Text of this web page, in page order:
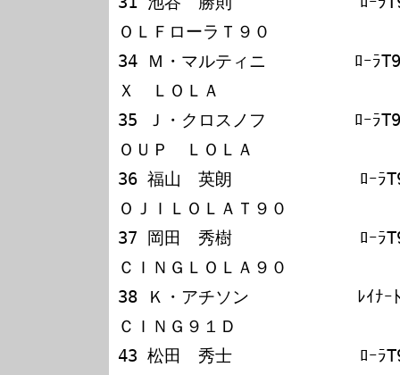
ＯＬＦローラＴ９０
34 Ｍ・マルティニ         ﾛｰﾗ
Ｘ　ＬＯＬＡ
35 Ｊ・クロスノフ         ﾛｰﾗ
ＯＵＰ　ＬＯＬＡ
36 福山　英朗             ﾛｰﾗ
ＯＪＩＬＯＬＡＴ９０
37 岡田　秀樹             ﾛｰﾗ
ＣＩＮＧＬＯＬＡ９０
38 Ｋ・アチソン           ﾚｲﾅｰﾄﾞ
ＣＩＮＧ９１Ｄ
43 松田　秀士             ﾛｰﾗ